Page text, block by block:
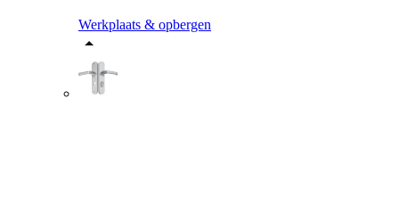
Werkplaats & opbergen